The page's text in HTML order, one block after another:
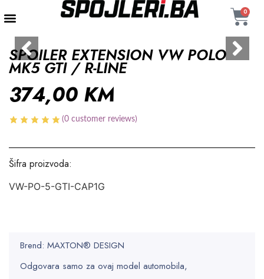
0
SPOILER EXTENSION VW POLO
MK5 GTI / R-LINE
374,00 KM
(0 customer reviews)
Šifra proizvoda:
VW-PO-5-GTI-CAP1G
Brend: MAXTON® DESIGN
Odgovara samo za ovaj model automobila,